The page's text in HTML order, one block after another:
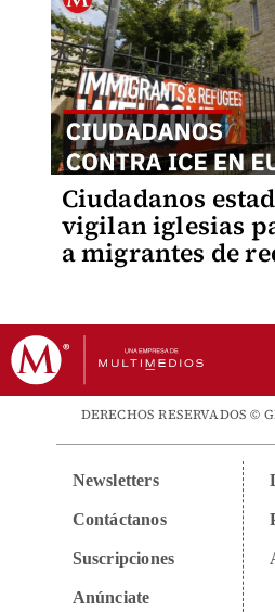
Ciudadanos
vigilan iglesias
a migrantes de
DERECHOS RESERVADOS ©
Newsletters
Contáctanos
Suscripciones
Anúnciate